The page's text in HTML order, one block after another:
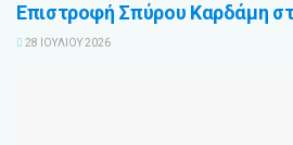
Επιστροφή Σπύρου Καρδάμη
28 ΙΟΥΛΊΟΥ 2026